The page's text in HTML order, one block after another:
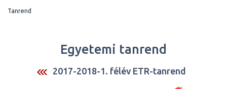
Tanrend
Egyetemi tanrend
2017-2018-1. félév ETR-tanrend